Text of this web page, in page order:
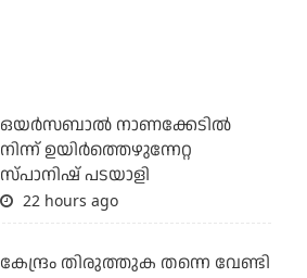
ഒയര്‍സബാൽ നാണക്കേടിൽ
നിന്ന് ഉയിർത്തെഴുന്നേറ്റ
സ്പാനിഷ് പടയാളി
22 hours ago
കേന്ദ്രം തിരുത്തുക തന്നെ വേണ്ടി